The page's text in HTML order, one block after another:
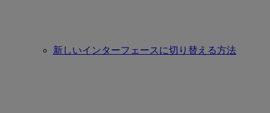
新しいインターフェースに切り替える方法